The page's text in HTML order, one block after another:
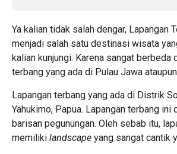
Ya kalian tidak salah dengar, Lapangan
menjadi salah satu destinasi wisata
kalian kunjungi. Karena sangat berbeda
terbang yang ada di Pulau Jawa
Lapangan terbang yang ada di Distrik
Yahukimo, Papua. Lapangan terbang
barisan pegunungan. Oleh sebab itu,
memiliki landscape yang sangat cantik